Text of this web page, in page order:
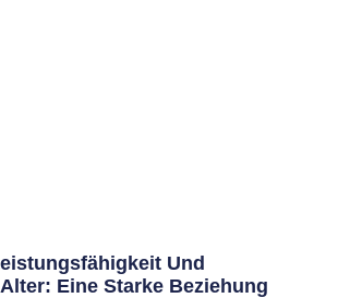
Und
Eine Starke Beziehung